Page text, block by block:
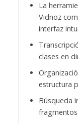
La
Vidnoz
interfaz
clases en
estructura
Búsqueda